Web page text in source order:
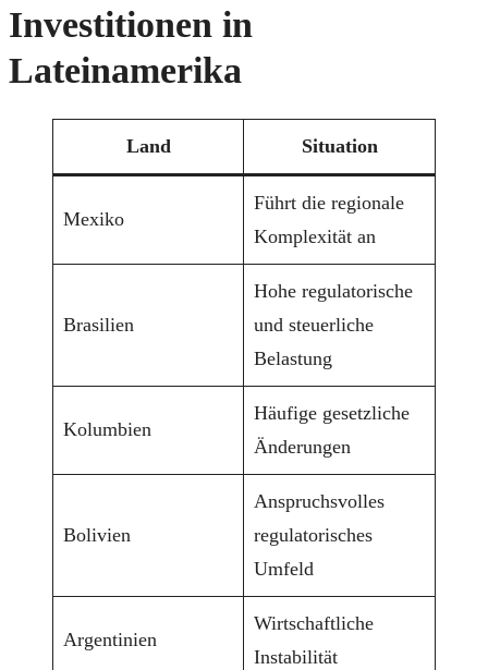
Investitionen in
Lateinamerika
Land Situation
Mexiko
Führt die regionale
Komplexität an
Brasilien
Hohe regulatorische
und steuerliche
Belastung
Kolumbien
Häufige gesetzliche
Änderungen
Bolivien
Anspruchsvolles
regulatorisches
Umfeld
Argentinien
Wirtschaftliche
Instabilität